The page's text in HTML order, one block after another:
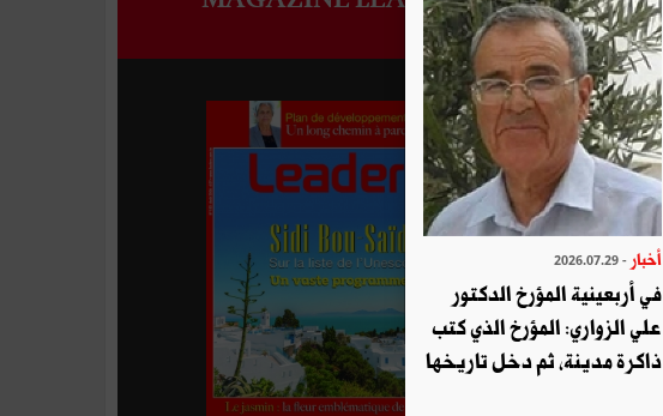
أخبار - 2026.07.29
في أربعينية المؤرخ الدكتور
علي الزواري: المؤرخ الذي كتب
ذاكرة مدينة، ثم دخل تاريخها